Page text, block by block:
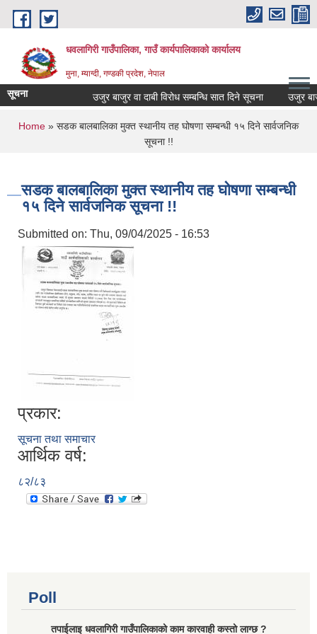
Skip to main content
धवलागिरी गाउँपालिका, गाउँ कार्यपालिकाको कार्यालय
मुना, म्याग्दी, गण्डकी प्रदेश, नेपाल
सूचना उजुर बाजुर वा दाबी विरोध सम्बन्धि सात दिने सूचना उजुर बाजुर
You are here
Home » सडक बालबालिका मुक्त स्थानीय तह घोषणा सम्बन्धी १५ दिने सार्वजनिक
सूचना !!
सडक बालबालिका मुक्त स्थानीय तह घोषणा सम्बन्धी
१५ दिने सार्वजनिक सूचना !!
Submitted on: Thu, 09/04/2025 - 16:53
प्रकार:
सूचना तथा समाचार
आर्थिक वर्ष:
८२/८३
Poll
तपाईलाइ धवलागिरी गाउँपालिकाको काम कारवाही कस्तो लाग्छ ?